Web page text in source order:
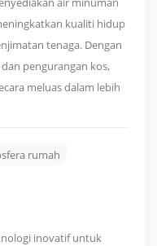
kualiti hidup
tenaga. Dengan
pengurangan kos,
meluas dalam lebih
rumah
inovatif untuk